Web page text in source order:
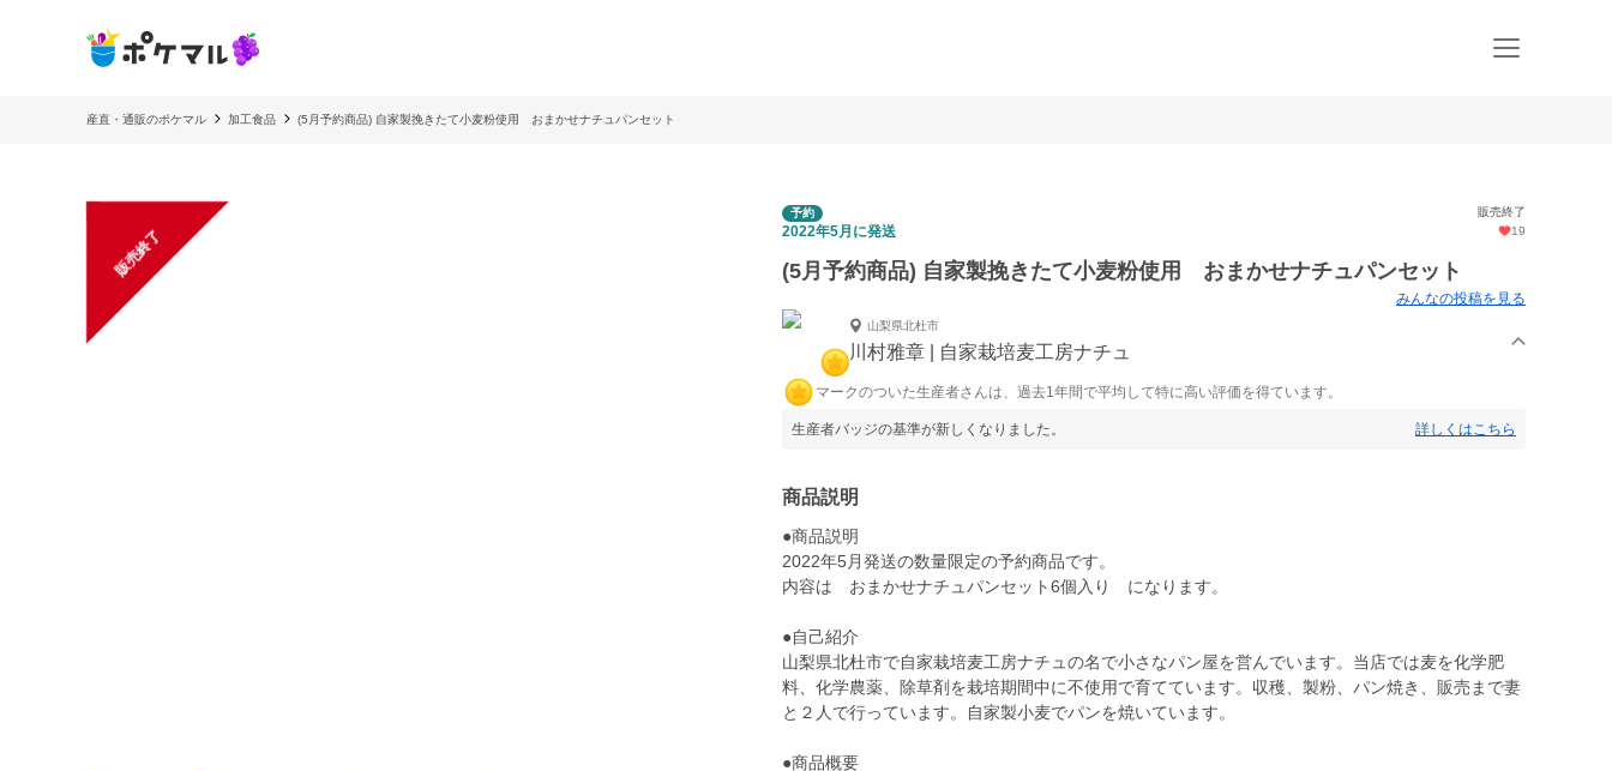
産直・通販のポケマル 加工食品 (5月予約商品) 自家製挽きたて小麦粉使用 おまかせナチュパンセット
販売終了
予約 販売終了
2022年5月に発送 19
(5月予約商品) 自家製挽きたて小麦粉使用 おまかせナチュパンセット
みんなの投稿を見る
山梨県北杜市
川村雅章 | 自家栽培麦工房ナチュ
マークのついた生産者さんは、過去1年間で平均して特に高い評価を得ています。
生産者バッジの基準が新しくなりました。 詳しくはこちら
商品説明
●商品説明
2022年5月発送の数量限定の予約商品です。
内容は おまかせナチュパンセット6個入り になります。
●自己紹介
山梨県北杜市で自家栽培麦工房ナチュの名で小さなパン屋を営んでいます。当店では麦を化学肥
料、化学農薬、除草剤を栽培期間中に不使用で育てています。収穫、製粉、パン焼き、販売まで妻
と２人で行っています。自家製小麦でパンを焼いています。
●商品概要